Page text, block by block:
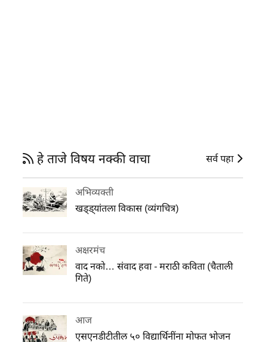
हे ताजे विषय नक्की वाचा सर्व पहा
अभिव्यक्ती
खड्ड्यांतला विकास (व्यंगचित्र)
अक्षरमंच
वाद नको… संवाद हवा - मराठी कविता (चैताली
गिते)
आज
एसएनडीटीतील ५० विद्यार्थिनींना मोफत भोजन